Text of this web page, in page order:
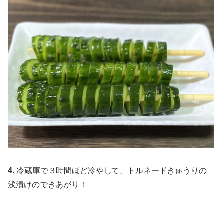
4. 冷蔵庫で３時間ほど冷やして、トルネードきゅうりの
浅漬けのできあがり！